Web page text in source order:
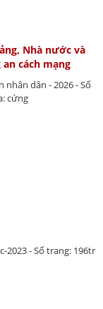
Nhà nước và
cách mạng
nhân dân - 2026 - Số
cứng
2023 - Số trang: 196tr